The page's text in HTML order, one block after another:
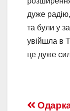
дуже
та були у
увійшла в
це дуже